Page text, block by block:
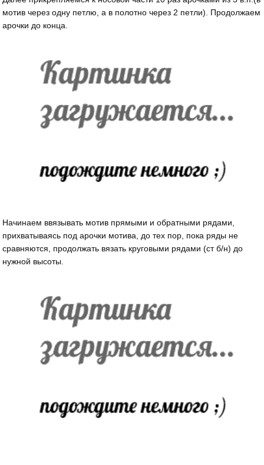
мотив через одну петлю, а в полотно через 2 петли). Продолжаем
арочки до конца.
Начинаем ввязывать мотив прямыми и обратными рядами,
прихватываясь под арочки мотива, до тех пор, пока ряды не
сравняются, продолжать вязать круговыми рядами (ст б/н) до
нужной высоты.